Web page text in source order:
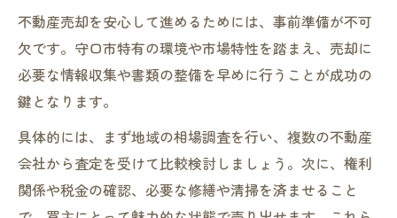
不動産売却を安心して進めるためには、事前準備が不可
欠です。守口市特有の環境や市場特性を踏まえ、売却に
必要な情報収集や書類の整備を早めに行うことが成功の
鍵となります。
具体的には、まず地域の相場調査を行い、複数の不動産
会社から査定を受けて比較検討しましょう。次に、権利
関係や税金の確認、必要な修繕や清掃を済ませること